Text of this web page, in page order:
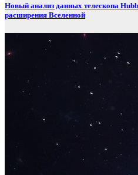
Новый анализ данных телескопа
расширения Вселенной